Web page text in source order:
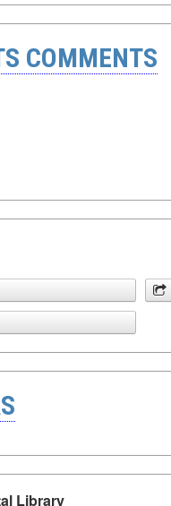
COMMENTS
Library